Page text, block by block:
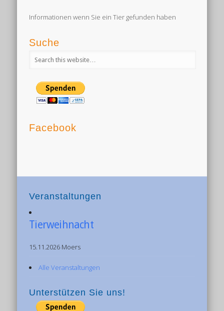
Informationen wenn Sie ein Tier gefunden haben
Suche
Facebook
Veranstaltungen
Tierweihnacht
15.11.2026 Moers
Alle Veranstaltungen
Unterstützen Sie uns!